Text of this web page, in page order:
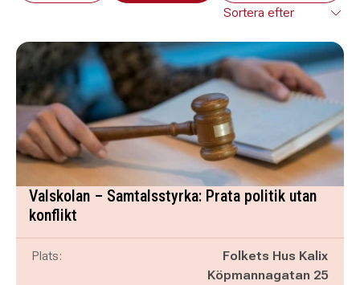
Valskolan – Samtalsstyrka: Prata politik utan
konflikt
Plats:
Folkets Hus Kalix
Köpmannagatan 25